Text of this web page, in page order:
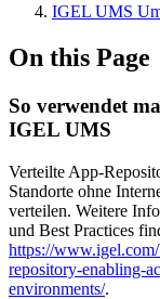
IGEL UMS
On this Page
So verwendet
IGEL UMS
Verteilte App-
Standorte ohne
verteilen. Weitere
und Best Practices
https://
repository-enabling-
environments/.